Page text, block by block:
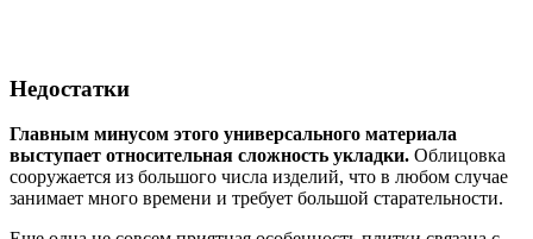
Недостатки
Главным минусом этого универсального материала
выступает относительная сложность укладки. Облицовка
сооружается из большого числа изделий, что в любом случае
занимает много времени и требует большой старательности.